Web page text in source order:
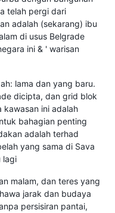
telah pergi dari
adalah (sekarang) ibu
di usus Belgrade
ini & ' warisan
lama dan yang baru.
dicipta, dan grid blok
kawasan ini adalah
bahagian penting
adalah terhad
yang sama di Sava
lagi
malam, dan teres yang
jarak dan budaya
persisiran pantai,